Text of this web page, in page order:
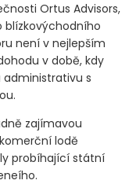
Ortus Advisors,
blízkovýchodního
není v nejlepším
v době, kdy
s
zajímavou
lodě
probíhající státní